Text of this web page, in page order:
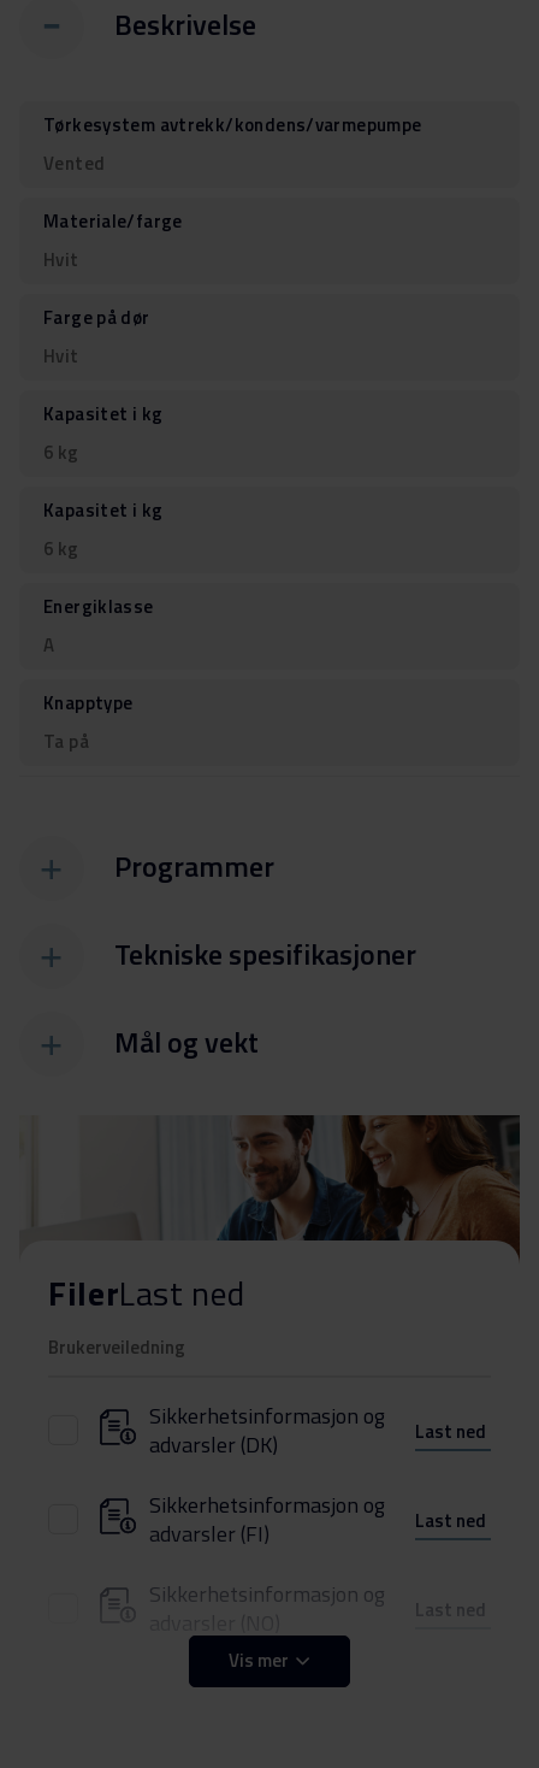
Beskrivelse
Tørkesystem avtrekk/kondens/varmepumpe
Vented
Materiale/farge
Hvit
Farge på dør
Hvit
Kapasitet i kg
6 kg
Kapasitet i kg
6 kg
Energiklasse
A
Knapptype
Ta på
Programmer
Tekniske spesifikasjoner
Mål og vekt
FilerLast ned
Brukerveiledning
Sikkerhetsinformasjon og
advarsler (DK)
Last ned
Sikkerhetsinformasjon og
advarsler (FI)
Last ned
Sikkerhetsinformasjon og
Last ned
Sikkerhetsinformasjon og
Vis mer